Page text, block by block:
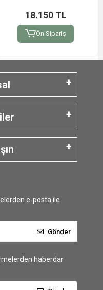
18.150 TL
Ön Sipariş
e-posta ile
Gönder
haberdar